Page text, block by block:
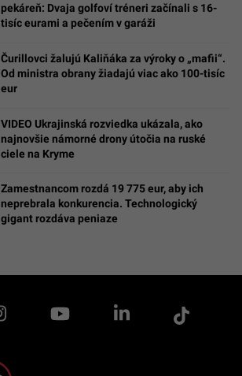
pekáreň: Dvaja golfoví tréneri začínali s 16-
tisíc eurami a pečením v garáži
Čurillovci žalujú Kaliňáka za výroky o „mafii“.
Od ministra obrany žiadajú viac ako 100-tisíc
eur
VIDEO Ukrajinská rozviedka ukázala, ako
najnovšie námorné drony útočia na ruské
ciele na Kryme
Zamestnancom rozdá 19 775 eur, aby ich
neprebrala konkurencia. Technologický
gigant rozdáva peniaze